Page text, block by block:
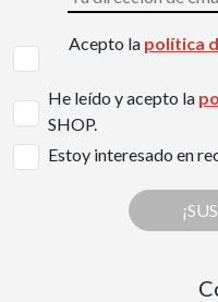
Acepto la política
He leído y acepto la
SHOP.
Estoy interesado en